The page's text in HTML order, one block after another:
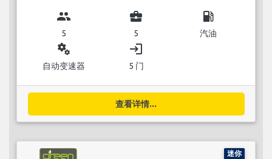
group
5
business_center
5
local_gas_station
汽油
miscellaneous_services
自动变速器
login
5 门
查看详情...
迷你